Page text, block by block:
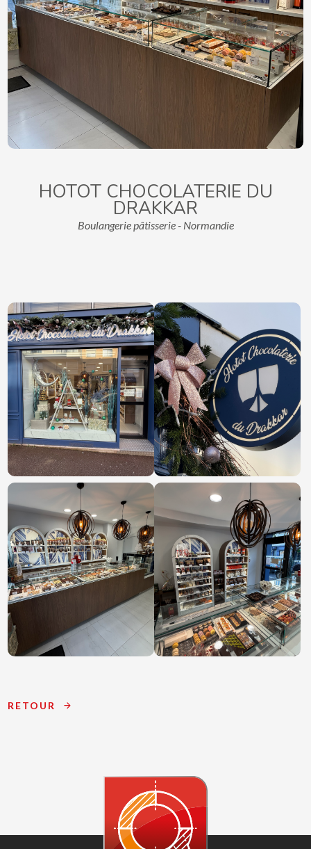
HOTOT CHOCOLATERIE DU
DRAKKAR
Boulangerie pâtisserie - Normandie
RETOUR